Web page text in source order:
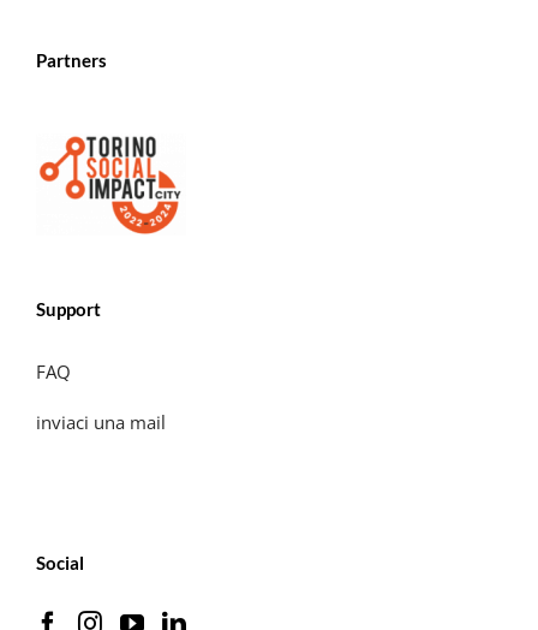
Partners
Support
FAQ
inviaci una mail
Social